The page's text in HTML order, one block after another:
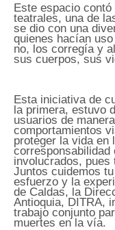
Este espacio
teatrales, una de
se dio con una
quienes hacían
no, los corregía y
sus cuerpos, sus
Esta iniciativa de
la primera, estuvo
usuarios de
comportamientos
proteger la vida en
corresponsabilidad
involucrados, pues
Juntos cuidemos
esfuerzo y la
de Caldas, la
Antioquia, DITRA,
trabajo conjunto
muertes en la vía.